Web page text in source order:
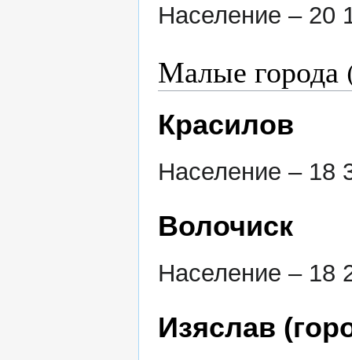
Население – 20
Малые города
Красилов
Население – 18
Волочиск
Население – 18
Изяслав